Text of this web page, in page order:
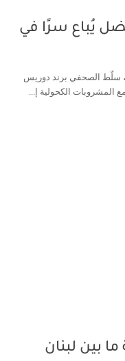
يُباع سرًا في
سلَّط الصحفي برند دوريس
المشروبات الكحولية إ...
بين لبنان